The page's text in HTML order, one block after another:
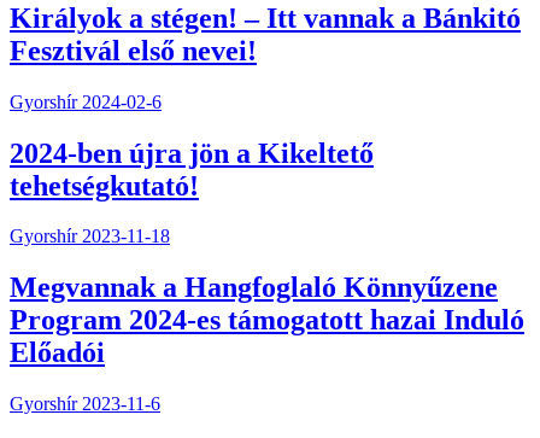
Királyok a stégen! – Itt vannak a Bánkitó
Fesztivál első nevei!
Gyorshír 2024-02-6
2024-ben újra jön a Kikeltető
tehetségkutató!
Gyorshír 2023-11-18
Megvannak a Hangfoglaló Könnyűzene
Program 2024-es támogatott hazai Induló
Előadói
Gyorshír 2023-11-6